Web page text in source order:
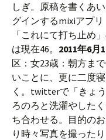
しぎ。原稿を書くあ
グインするmixiアプ
「これにて打ち止め
は現在46。 2011年6月
区：女23歳：朝方ま
いことに、更に二度
く。twitterで「きょ
ろのろと洗濯やした
ち合わせる。目的の
り時々写真を撮った